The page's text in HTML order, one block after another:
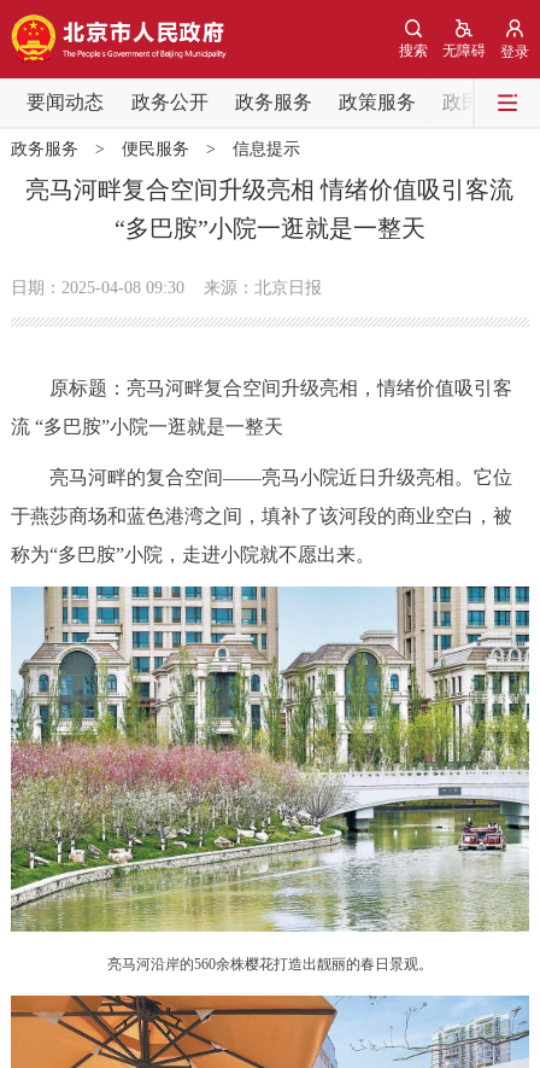
登录
无障碍
搜索
要闻动态 政务公开 政务服务 政策服务 政民互动
要闻动态
党中央精神 国务院信息
北京要闻 会议信息 部门动态
市领导 机构职能
政务服务
个人服务 法人服务 部门服务
便民服务 利企服务 投资项目
中介服务 阳光政务
政民互动
12345网上接诉即办 我要咨询 我要建议
参与调查 图说互动
政务服务 > 便民服务 > 信息提示
亮马河畔复合空间升级亮相 情绪价值吸引客流
“多巴胺”小院一逛就是一整天
日期：2025-04-08 09:30 来源：北京日报
原标题：亮马河畔复合空间升级亮相，情绪价值吸引客
流 “多巴胺”小院一逛就是一整天
亮马河畔的复合空间——亮马小院近日升级亮相。它位
于燕莎商场和蓝色港湾之间，填补了该河段的商业空白，被
称为“多巴胺”小院，走进小院就不愿出来。
亮马河沿岸的560余株樱花打造出靓丽的春日景观。